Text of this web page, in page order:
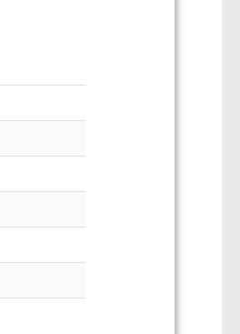
kg